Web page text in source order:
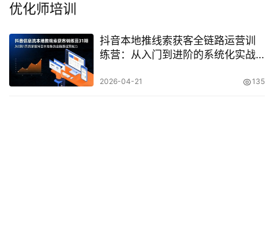
优化师培训
抖音本地推线索获客全链路运营训
练营：从入门到进阶的系统化实战
2026-04-21 135